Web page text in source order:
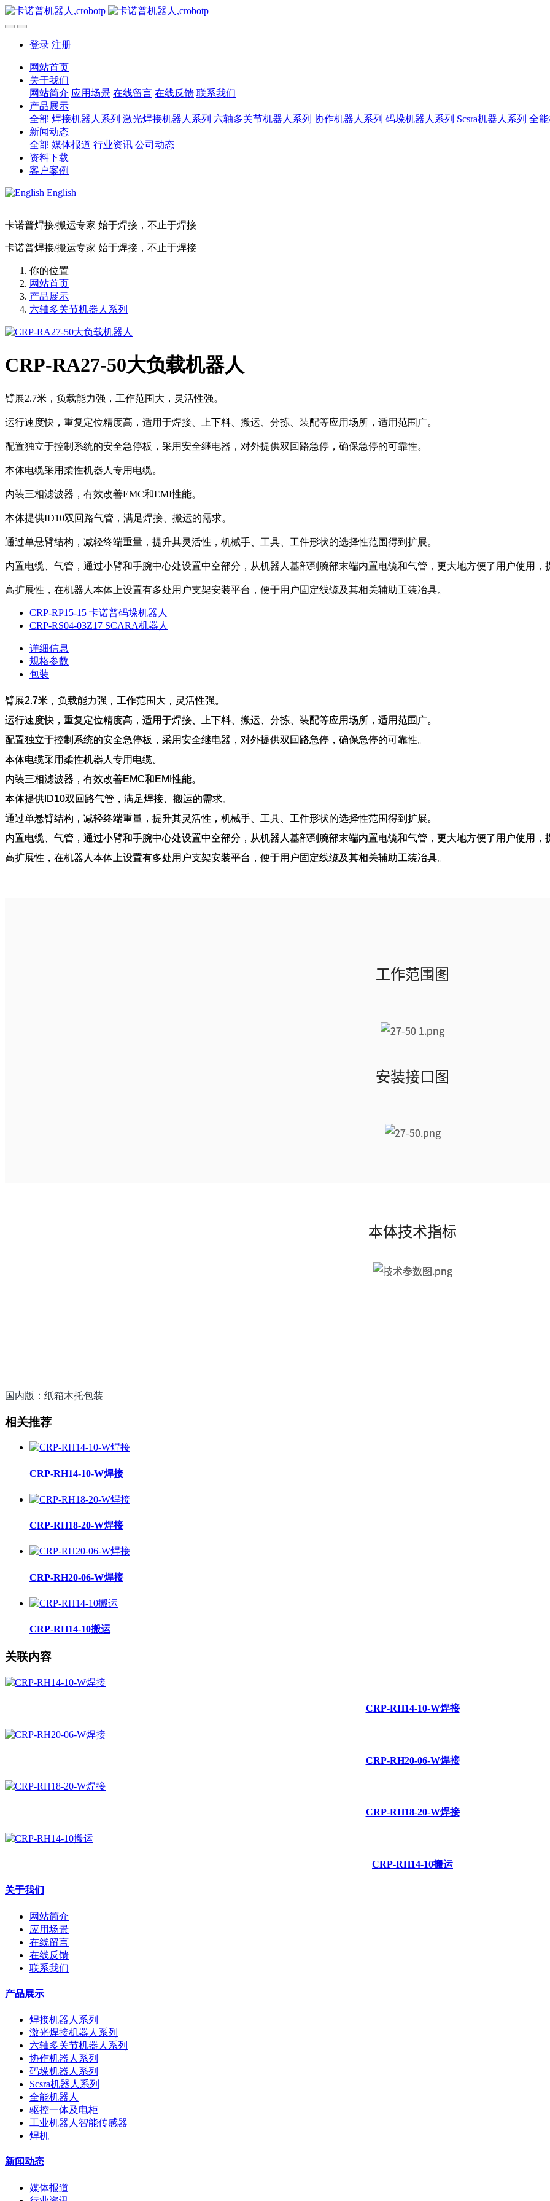
登录 注册
网站首页
关于我们
网站简介 应用场景 在线留言 在线反馈 联系我们
产品展示
全部 焊接机器人系列 激光焊接机器人系列 六轴多关节机器人系列 协作机器人系列 码垛机器人系列 Scsra机器人系列 全能
新闻动态
全部 媒体报道 行业资讯 公司动态
资料下载
客户案例
English
卡诺普焊接/搬运专家 始于焊接，不止于焊接
卡诺普焊接/搬运专家 始于焊接，不止于焊接
你的位置
网站首页
产品展示
六轴多关节机器人系列
CRP-RA27-50大负载机器人
臂展2.7米，负载能力强，工作范围大，灵活性强。
运行速度快，重复定位精度高，适用于焊接、上下料、搬运、分拣、装配等应用场所，适用范围广。
配置独立于控制系统的安全急停板，采用安全继电器，对外提供双回路急停，确保急停的可靠性。
本体电缆采用柔性机器人专用电缆。
内装三相滤波器，有效改善EMC和EMI性能。
本体提供ID10双回路气管，满足焊接、搬运的需求。
通过单悬臂结构，减轻终端重量，提升其灵活性，机械手、工具、工件形状的选择性范围得到扩展。
内置电缆、气管，通过小臂和手腕中心处设置中空部分，从机器人基部到腕部末端内置电缆和气管，更大地方便了用户使用，
高扩展性，在机器人本体上设置有多处用户支架安装平台，便于用户固定线缆及其相关辅助工装冶具。
CRP-RP15-15 卡诺普码垛机器人
CRP-RS04-03Z17 SCARA机器人
详细信息
规格参数
包装
臂展2.7米，负载能力强，工作范围大，灵活性强。
运行速度快，重复定位精度高，适用于焊接、上下料、搬运、分拣、装配等应用场所，适用范围广。
配置独立于控制系统的安全急停板，采用安全继电器，对外提供双回路急停，确保急停的可靠性。
本体电缆采用柔性机器人专用电缆。
内装三相滤波器，有效改善EMC和EMI性能。
本体提供 ID10双回路气管，满足焊接、搬运的需求。
通过单悬臂结构，减轻终端重量，提升其灵活性，机械手、工具、工件形状的选择性范围得到扩展。
内置电缆、气管，通过小臂和手腕中心处设置中空部分，从机器人基部到腕部末端内置电缆和气管，更大地方便了用户使用，
高扩展性，在机器人本体上设置有多处用户支架安装平台，便于用户固定线缆及其相关辅助工装冶具。
工作范围图
安装接口图
本体技术指标
国内版：纸箱木托包装
相关推荐
CRP-RH14-10-W焊接
CRP-RH18-20-W焊接
CRP-RH20-06-W焊接
CRP-RH14-10搬运
关联内容
CRP-RH14-10-W焊接
CRP-RH20-06-W焊接
CRP-RH18-20-W焊接
CRP-RH14-10搬运
关于我们
网站简介
应用场景
在线留言
在线反馈
联系我们
产品展示
焊接机器人系列
激光焊接机器人系列
六轴多关节机器人系列
协作机器人系列
码垛机器人系列
Scsra机器人系列
全能机器人
驱控一体及电柜
工业机器人智能传感器
焊机
新闻动态
媒体报道